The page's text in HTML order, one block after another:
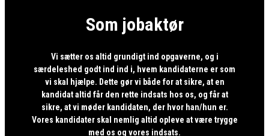
Som jobaktør
Vi sætter os altid grundigt ind opgaverne, og i
særdeleshed godt ind ind i, hvem kandidaterne er som
vi skal hjælpe. Dette gør vi både for at sikre, at en
kandidat altid får den rette indsats hos os, og får at
sikre, at vi møder kandidaten, der hvor han/hun er.
Vores kandidater skal nemlig altid opleve at være trygge
med os og vores indsats.